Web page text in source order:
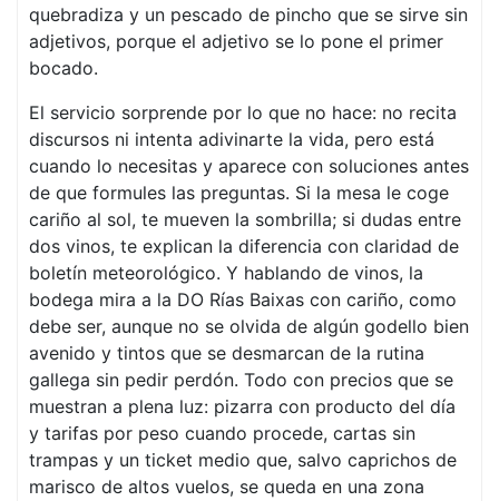
quebradiza y un pescado de pincho que se sirve sin
adjetivos, porque el adjetivo se lo pone el primer
bocado.
El servicio sorprende por lo que no hace: no recita
discursos ni intenta adivinarte la vida, pero está
cuando lo necesitas y aparece con soluciones antes
de que formules las preguntas. Si la mesa le coge
cariño al sol, te mueven la sombrilla; si dudas entre
dos vinos, te explican la diferencia con claridad de
boletín meteorológico. Y hablando de vinos, la
bodega mira a la DO Rías Baixas con cariño, como
debe ser, aunque no se olvida de algún godello bien
avenido y tintos que se desmarcan de la rutina
gallega sin pedir perdón. Todo con precios que se
muestran a plena luz: pizarra con producto del día
y tarifas por peso cuando procede, cartas sin
trampas y un ticket medio que, salvo caprichos de
marisco de altos vuelos, se queda en una zona